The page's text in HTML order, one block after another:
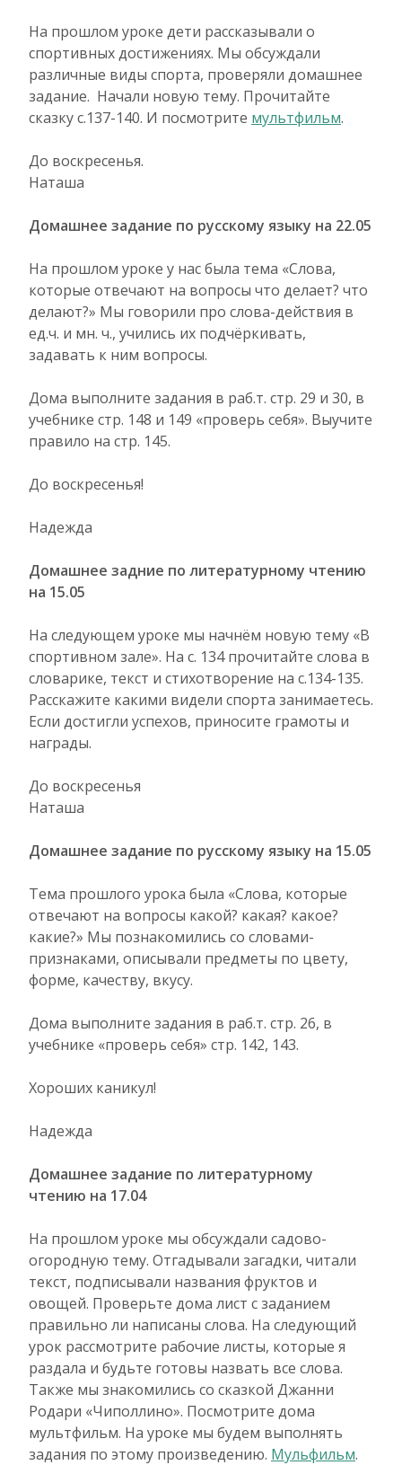
На прошлом уроке дети рассказывали о
спортивных достижениях. Мы обсуждали
различные виды спорта, проверяли домашнее
задание. Начали новую тему. Прочитайте
сказку с.137-140. И посмотрите мультфильм.
До воскресенья.
Наташа
Домашнее задание по русскому языку на 22.05
На прошлом уроке у нас была тема «Слова,
которые отвечают на вопросы что делает? что
делают?» Мы говорили про слова-действия в
ед.ч. и мн. ч., учились их подчёркивать,
задавать к ним вопросы.
Дома выполните задания в раб.т. стр. 29 и 30, в
учебнике стр. 148 и 149 «проверь себя». Выучите
правило на стр. 145.
До воскресенья!
Надежда
Домашнее задние по литературному чтению
на 15.05
На следующем уроке мы начнём новую тему «В
спортивном зале». На с. 134 прочитайте слова в
словарике, текст и стихотворение на с.134-135.
Расскажите какими видели спорта занимаетесь.
Если достигли успехов, приносите грамоты и
награды.
До воскресенья
Наташа
Домашнее задание по русскому языку на 15.05
Тема прошлого урока была «Слова, которые
отвечают на вопросы какой? какая? какое?
какие?» Мы познакомились со словами-
признаками, описывали предметы по цвету,
форме, качеству, вкусу.
Дома выполните задания в раб.т. стр. 26, в
учебнике «проверь себя» стр. 142, 143.
Хороших каникул!
Надежда
Домашнее задание по литературному
чтению на 17.04
На прошлом уроке мы обсуждали садово-
огородную тему. Отгадывали загадки, читали
текст, подписывали названия фруктов и
овощей. Проверьте дома лист с заданием
правильно ли написаны слова. На следующий
урок рассмотрите рабочие листы, которые я
раздала и будьте готовы назвать все слова.
Также мы знакомились со сказкой Джанни
Родари «Чиполлино». Посмотрите дома
мультфильм. На уроке мы будем выполнять
задания по этому произведению. Мульфильм.